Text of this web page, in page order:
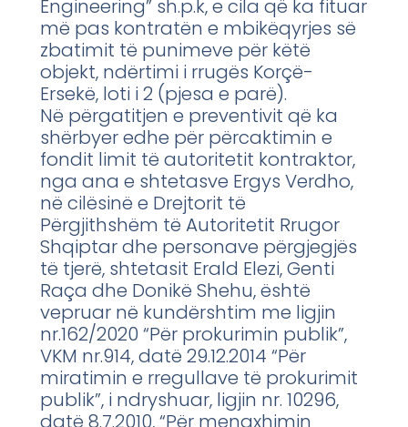
Engineering” sh.p.k, e cila që ka fituar
më pas kontratën e mbikëqyrjes së
zbatimit të punimeve për këtë
objekt, ndërtimi i rrugës Korçë-
Ersekë, loti i 2 (pjesa e parë).
Në përgatitjen e preventivit që ka
shërbyer edhe për përcaktimin e
fondit limit të autoritetit kontraktor,
nga ana e shtetasve Ergys Verdho,
në cilësinë e Drejtorit të
Përgjithshëm të Autoritetit Rrugor
Shqiptar dhe personave përgjegjës
të tjerë, shtetasit Erald Elezi, Genti
Raça dhe Donikë Shehu, është
vepruar në kundërshtim me ligjin
nr.162/2020 “Për prokurimin publik”,
VKM nr.914, datë 29.12.2014 “Për
miratimin e rregullave të prokurimit
publik”, i ndryshuar, ligjin nr. 10296,
datë 8.7.2010, “Për menaxhimin